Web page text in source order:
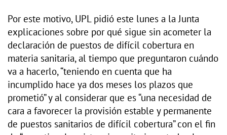
Por este motivo, UPL pidió este lunes a la Junta
explicaciones sobre por qué sigue sin acometer la
declaración de puestos de difícil cobertura en
materia sanitaria, al tiempo que preguntaron cuándo
va a hacerlo, “teniendo en cuenta que ha
incumplido hace ya dos meses los plazos que
prometió” y al considerar que es “una necesidad de
cara a favorecer la provisión estable y permanente
de puestos sanitarios de difícil cobertura” con el fin